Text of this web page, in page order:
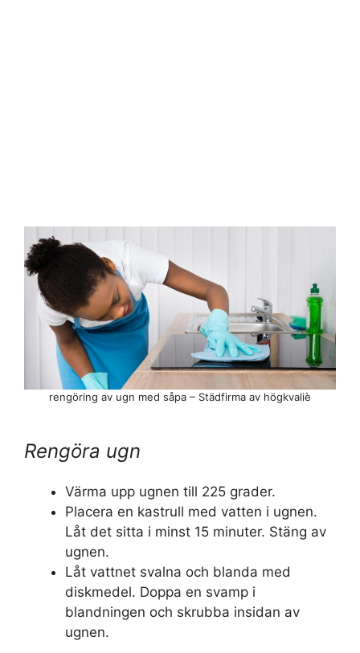
Rengöra ugn
Värma upp ugnen till 225 grader.
Placera en kastrull med vatten i ugnen.
Låt det sitta i minst 15 minuter. Stäng av
ugnen.
Låt vattnet svalna och blanda med
diskmedel. Doppa en svamp i
blandningen och skrubba insidan av
ugnen.
rengöring av ugn med såpa – Städfirma av högkvaliè